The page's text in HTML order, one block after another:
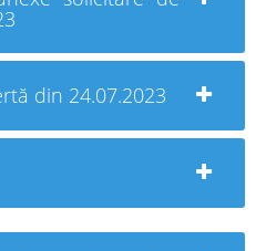
din 24.07.2023